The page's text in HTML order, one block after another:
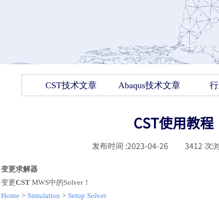
CST技术文章 Abaqus技术文章
CST使用教
发布时间 :2023-04-26 3412 次
变更求解器
变更CST MWS中的Solver ！
Home > Simulation > Setup Solver